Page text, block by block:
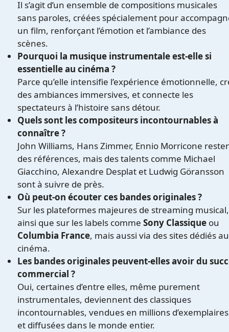
Il s’agit d’un ensemble de compositions musicales
sans paroles, créées spécialement pour
un film, renforçant l’émotion et l’ambiance des
scènes.
Pourquoi la musique instrumentale est-elle si
essentielle au cinéma ?
Parce qu’elle intensifie l’expérience émotionnelle,
des ambiances immersives, et connecte les
spectateurs à l’histoire sans détour.
Quels sont les compositeurs incontournables à
connaître ?
John Williams, Hans Zimmer, Ennio Morricone
des références, mais des talents comme Michael
Giacchino, Alexandre Desplat et Ludwig Göransson
sont à suivre de près.
Où peut-on écouter ces bandes originales ?
Sur les plateformes majeures de streaming musical,
ainsi que sur les labels comme Sony Classique ou
Columbia France, mais aussi via des sites dédiés au
cinéma.
Les bandes originales peuvent-elles avoir du
commercial ?
Oui, certaines d’entre elles, même purement
instrumentales, deviennent des classiques
incontournables, vendues en millions d’exemplaires
et diffusées dans le monde entier.